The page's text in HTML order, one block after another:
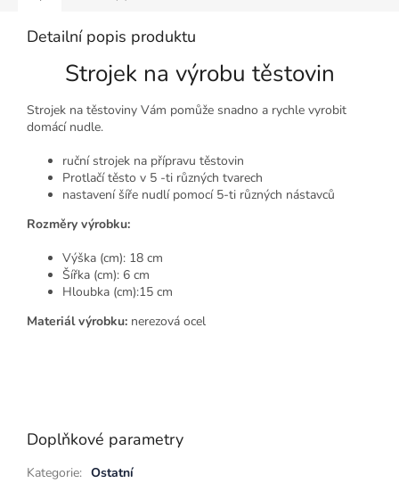
Detailní popis produktu
Strojek na výrobu těstovin
Strojek na těstoviny Vám pomůže snadno a rychle vyrobit
domácí nudle.
ruční strojek na přípravu těstovin
Protlačí těsto v 5 -ti různých tvarech
nastavení šíře nudlí pomocí 5-ti různých nástavců
Rozměry výrobku:
Výška (cm): 18 cm
Šířka (cm): 6 cm
Hloubka (cm):15 cm
Materiál výrobku: nerezová ocel
Doplňkové parametry
Kategorie: Ostatní